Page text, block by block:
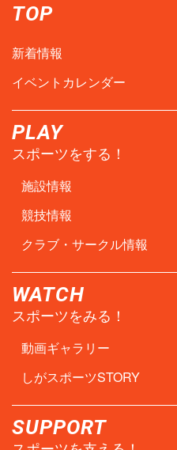
TOP
新着情報
イベントカレンダー
PLAY
スポーツをする！
施設情報
競技情報
クラブ・サークル情報
WATCH
スポーツをみる！
動画ギャラリー
しがスポーツSTORY
SUPPORT